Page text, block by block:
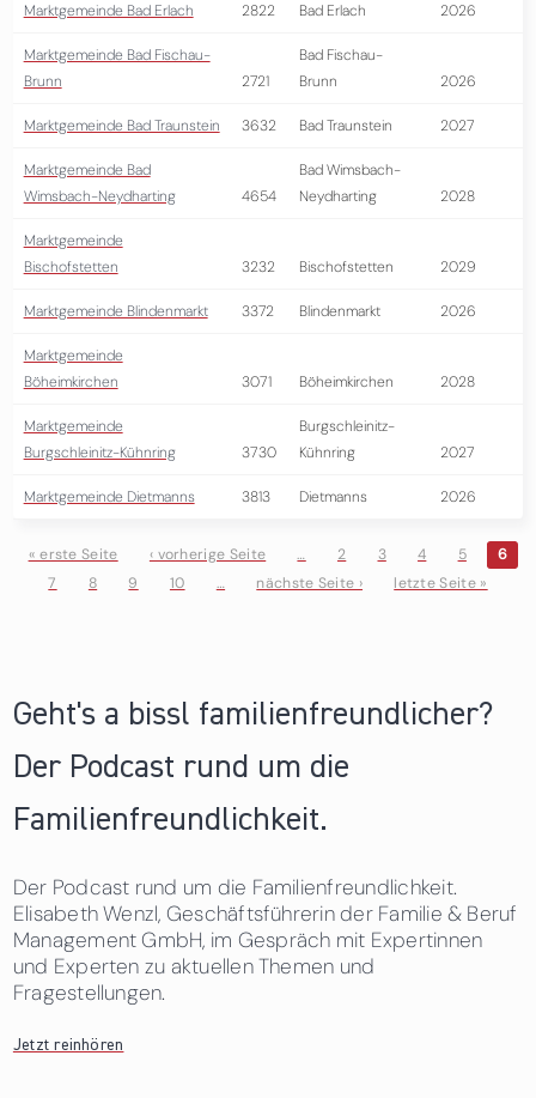
Marktgemeinde Bad Erlach 2822 Bad Erlach 2026
Marktgemeinde Bad Fischau-
Brunn
2721
Bad Fischau-
Brunn
2026
Marktgemeinde Bad Traunstein 3632 Bad Traunstein 2027
Marktgemeinde Bad
Wimsbach-Neydharting
4654
Bad Wimsbach-
Neydharting
2028
Marktgemeinde
Bischofstetten
3232 Bischofstetten 2029
Marktgemeinde Blindenmarkt 3372 Blindenmarkt 2026
Marktgemeinde
Böheimkirchen
3071 Böheimkirchen 2028
Marktgemeinde
Burgschleinitz-Kühnring
3730
Burgschleinitz-
Kühnring
2027
Marktgemeinde Dietmanns 3813 Dietmanns 2026
Seiten
« erste Seite ‹ vorherige Seite … 2 3 4 5
6
7
8 9 10 … nächste Seite › letzte Seite »
Geht's a bissl familienfreundlicher?
Der Podcast rund um die
Familienfreundlichkeit.
Der Podcast rund um die Familienfreundlichkeit.
Elisabeth Wenzl, Geschäftsführerin der Familie & Beruf
Management GmbH, im Gespräch mit Expertinnen
und Experten zu aktuellen Themen und
Fragestellungen.
Jetzt reinhören